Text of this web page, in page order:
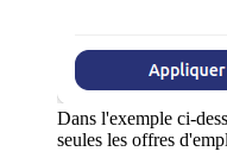
Dans l'exemple ci-
seules les offres